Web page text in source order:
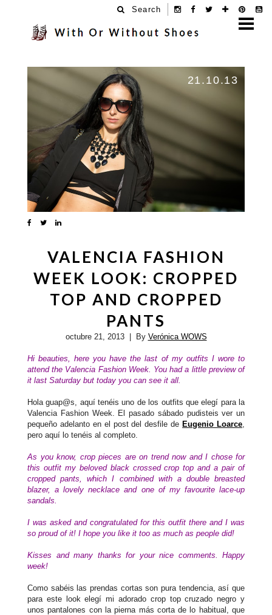
Search
21.10.13
VALENCIA FASHION
WEEK LOOK: CROPPED
TOP AND CROPPED
PANTS
octubre 21, 2013| By Verónica WOWS
Hi beauties, here you have the last of my outfits I wore to
attendthe Valencia Fashion Week. You had a little preview of
it last Saturday but today you can see it all.
Hola guap@s, aquí tenéis uno de los outfits que elegí para la
Valencia Fashion Week. El pasado sábado pudisteis ver un
pequeño adelanto en el post del desfile de Eugenio Loarce
pero aquí lo tenéis al completo.
As you know, crop pieces are on trend now and I chose for
this outfit my beloved black crossed crop top and a pair of
cropped pants, which I combined with a double breasted
blazer, a lovely necklace and one of my favourite lace-up
sandals.
I was asked and congratulated for this outfit there andI was
so proud of it! I hope you like it too as much as people did!
Kisses and many thanks for your nice comments. Happy
week!
Como sabéis las prendas cortas son pura tendencia, así que
para este look elegí mi adorado crop top cruzado negro y
unos pantalones con la pierna más corta de lo habitual, que